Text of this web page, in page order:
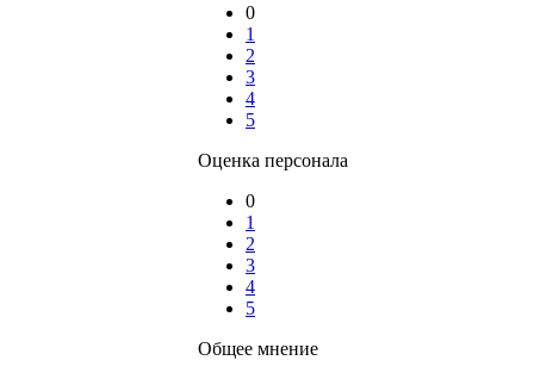
0
1
2
3
4
5
Оценка персонала
0
1
2
3
4
5
Общее мнение